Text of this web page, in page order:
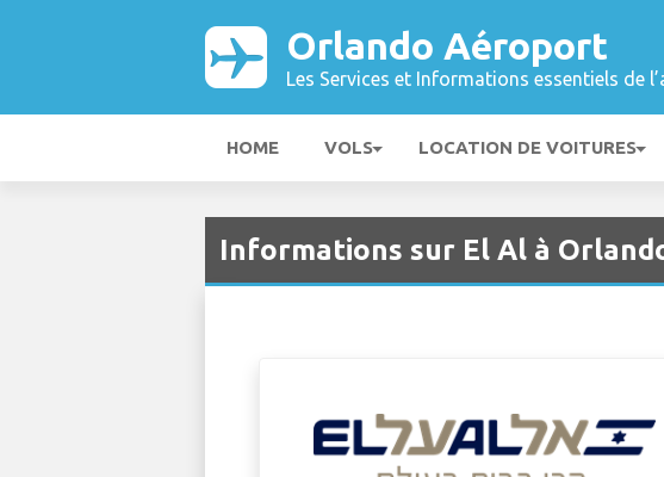
Orlando Aéroport
Les Services et Informations essentiels de
HOME VOLS LOCATION DE VOITURES
Informations sur El Al à